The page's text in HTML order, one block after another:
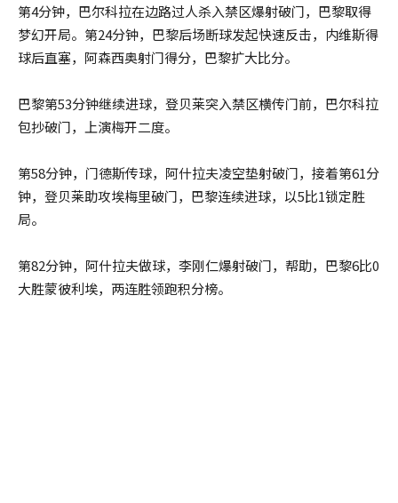
第4分钟，巴尔科拉在边路过人杀入禁区爆射破门，巴黎取得
梦幻开局。第24分钟，巴黎后场断球发起快速反击，内维斯得
球后直塞，阿森西奥射门得分，巴黎扩大比分。
巴黎第53分钟继续进球，登贝莱突入禁区横传门前，巴尔科拉
包抄破门，上演梅开二度。
第58分钟，门德斯传球，阿什拉夫凌空垫射破门，接着第61分
钟，登贝莱助攻埃梅里破门，巴黎连续进球，以5比1锁定胜
局。
第82分钟，阿什拉夫做球，李刚仁爆射破门，帮助，巴黎6比0
大胜蒙彼利埃，两连胜领跑积分榜。